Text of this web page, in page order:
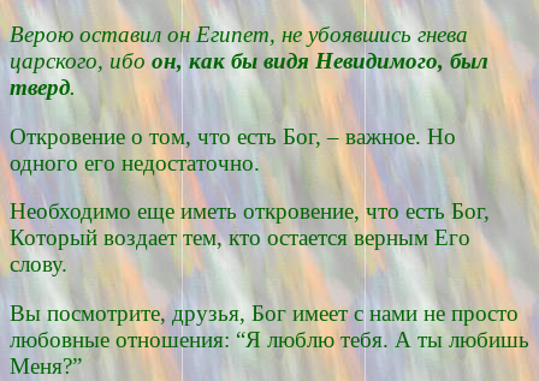
Верою оставил он Египет, не убоявшись гнева
царского, ибо он, как бы видя Невидимого, был
тверд.
Откровение о том, что есть Бог, – важное. Но
одного его недостаточно.
Необходимо еще иметь откровение, что есть Бог,
Который воздает тем, кто остается верным Его
слову.
Вы посмотрите, друзья, Бог имеет с нами не просто
любовные отношения: “Я люблю тебя. А ты любишь
Меня?”